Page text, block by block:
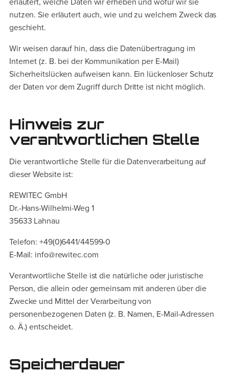
erläutert, welche Daten wir erheben und wofür wir sie
nutzen. Sie erläutert auch, wie und zu welchem Zweck das
geschieht.
Wir weisen darauf hin, dass die Datenübertragung im
Internet (z. B. bei der Kommunikation per E-Mail)
Sicherheitslücken aufweisen kann. Ein lückenloser Schutz
der Daten vor dem Zugriff durch Dritte ist nicht möglich.
Hinweis zur
verantwortlichen Stelle
Die verantwortliche Stelle für die Datenverarbeitung auf
dieser Website ist:
REWITEC GmbH
Dr.-Hans-Wilhelmi-Weg 1
35633 Lahnau
Telefon: +49(0)6441/44599-0
E-Mail: info@rewitec.com
Verantwortliche Stelle ist die natürliche oder juristische
Person, die allein oder gemeinsam mit anderen über die
Zwecke und Mittel der Verarbeitung von
personenbezogenen Daten (z. B. Namen, E-Mail-Adressen
o. Ä.) entscheidet.
Speicherdauer